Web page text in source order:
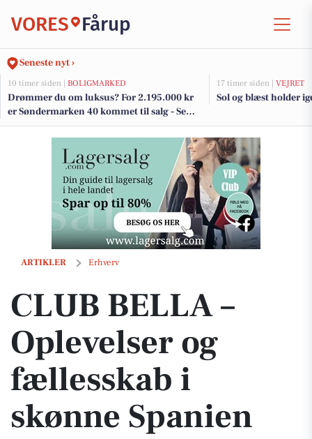
VORES Fårup
Seneste nyt ›
10 timer siden | BOLIGMARKED
Drømmer du om luksus? For 2.195.000 kr
er Søndermarken 40 kommet til salg - Se
den og de dyreste boliger til salg her
17 timer siden | VEJRET
Sol og blæst holder
ARTIKLER Erhverv
CLUB BELLA – Oplevelser og fællesskab i skønne Spanien
CLUB BELLA –
Oplevelser og
fællesskab i
skønne Spanien